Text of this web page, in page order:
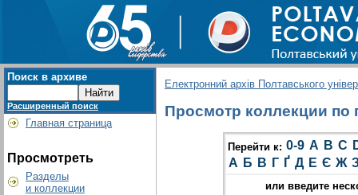
Поиск в архиве
Расширенный поиск
Главная страница
Просмотреть
Разделы
и коллекции
Електронний архів Полтавського
Просмотр коллекции по
Перейти к: 0-9 A B C
А Б В Г Ґ Д Е Є Ж
или введите